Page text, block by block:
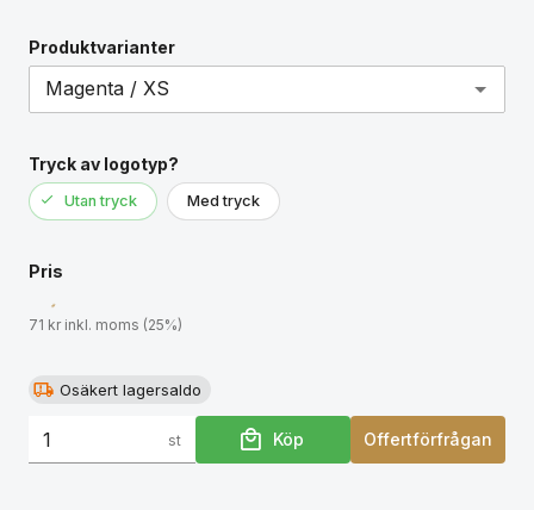
mjukt vid beröring och perfekt för högkvalitativ
varumärkesmärkning. Tack vare den invändiga
nacketiketten som enkelt kan tas bort i två segment
interiörmärkning samtidigt som
storleksinformationen behålls.
Produktvarianter
Tryck av logotyp?
Utan tryck Med tryck
Pris
71 kr inkl. moms (25%)
Osäkert lagersaldo
st Köp Offertförfrågan